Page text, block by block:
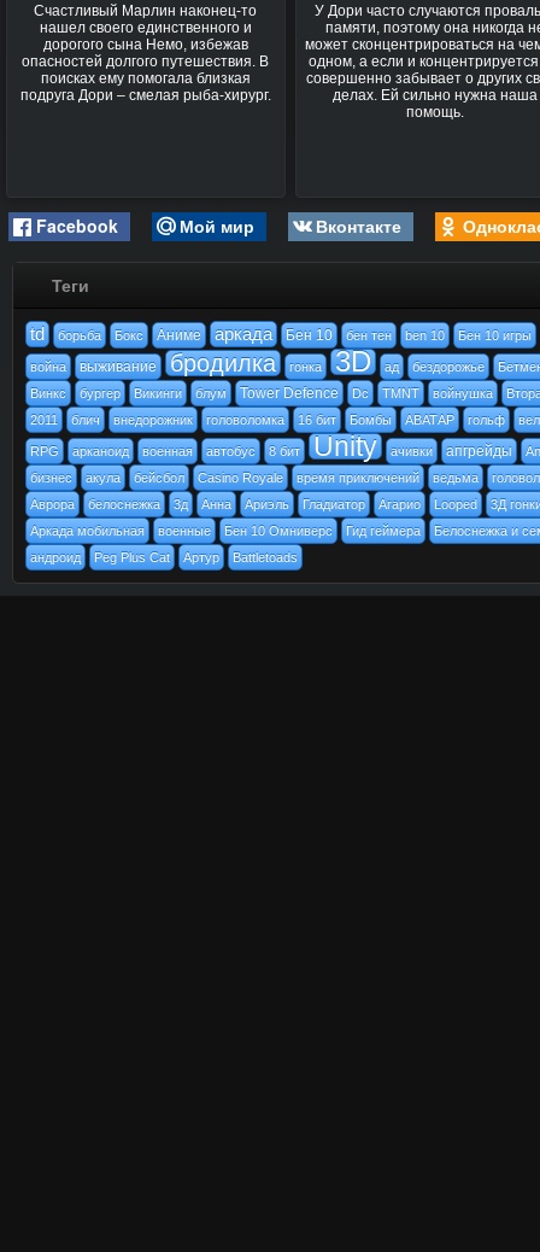
Счастливый Марлин наконец-то
нашел своего единственного и
дорогого сына Немо, избежав
опасностей долгого путешествия. В
поисках ему помогала близкая
подруга Дори – смелая рыба-хирург.
У Дори часто случаются
памяти, поэтому она никогда
может сконцентрироваться на
одном, а если и
совершенно забывает о других
делах. Ей сильно нужна наша
помощь.
Facebook Мой мир Вконтакте
Теги
td борьба Бокс Аниме аркада Бен 10 бен тен ben 10 Бен 10 игры
война выживание бродилка гонка 3D ад бездорожье
Винкс
бургер Викинги блум Tower Defence Dc TMNT войнушка
2011
блич внедорожник головоломка 16 бит Бомбы АВАТАР гольф
RPG арканоид военная автобус 8 бит Unity ачивки апгрейды
бизнес
акула бейсбол Casino Royale время приключений ведьма
Аврора
белоснежка 3д Анна Ариэль Гладиатор Агарио Looped
3Д
Аркада мобильная
военные Бен 10 Омниверс Гид геймера
Белоснежка и
андроид
Peg Plus Cat Артур Battletoads